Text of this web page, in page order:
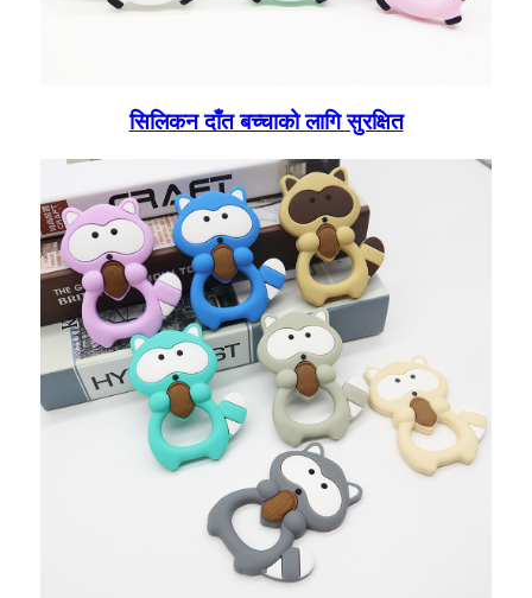
सिलिकन दाँत बच्चाको लागि सुरक्षित